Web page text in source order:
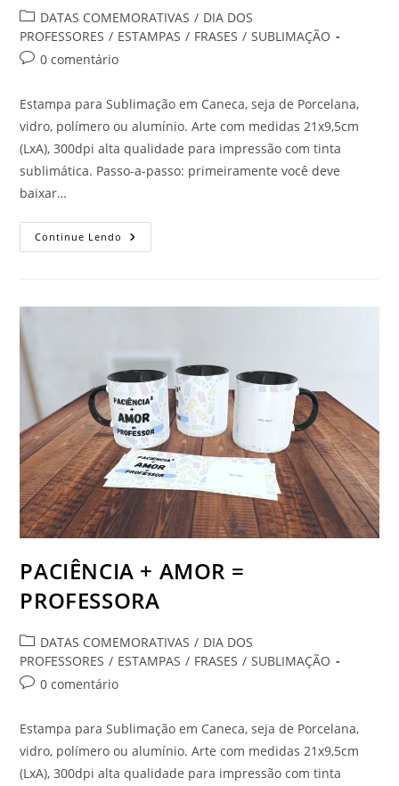
Categoria
do
post:
DATAS COMEMORATIVAS / DIA DOS
PROFESSORES / ESTAMPAS / FRASES / SUBLIMAÇÃO
Comentários
0 comentário
Estampa para Sublimação em Caneca, seja de Porcelana,
vidro, polímero ou alumínio. Arte com medidas 21x9,5cm
(LxA), 300dpi alta qualidade para impressão com tinta
sublimática. Passo-a-passo: primeiramente você deve
baixar…
Continue Lendo FELIZ
AQUELE
SABE
QUE
ENSINA
(DIA
DOS
PROFESSORES)
PACIÊNCIA + AMOR =
PROFESSORA
Categoria
do
post:
DATAS COMEMORATIVAS / DIA DOS
PROFESSORES / ESTAMPAS / FRASES / SUBLIMAÇÃO
Comentários
post:
0 comentário
Estampa para Sublimação em Caneca, seja de Porcelana,
vidro, polímero ou alumínio. Arte com medidas 21x9,5cm
(LxA), 300dpi alta qualidade para impressão com tinta